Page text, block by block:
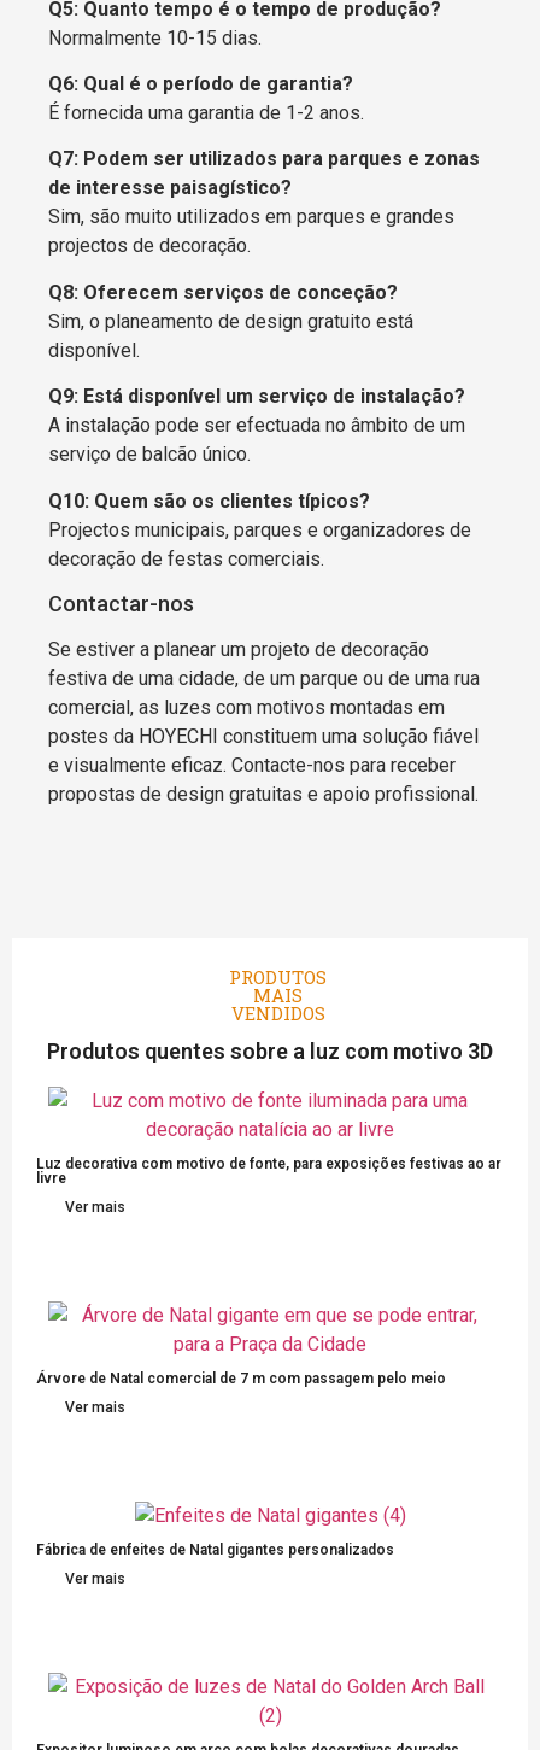
Q5: Quanto tempo é o tempo de produção?
Normalmente 10-15 dias.
Q6: Qual é o período de garantia?
É fornecida uma garantia de 1-2 anos.
Q7: Podem ser utilizados para parques e zonas
de interesse paisagístico?
Sim, são muito utilizados em parques e grandes
projectos de decoração.
Q8: Oferecem serviços de conceção?
Sim, o planeamento de design gratuito está
disponível.
Q9: Está disponível um serviço de instalação?
A instalação pode ser efectuada no âmbito de um
serviço de balcão único.
Q10: Quem são os clientes típicos?
Projectos municipais, parques e organizadores de
decoração de festas comerciais.
Contactar-nos
Se estiver a planear um projeto de decoração
festiva de uma cidade, de um parque ou de uma rua
comercial, as luzes com motivos montadas em
postes da HOYECHI constituem uma solução fiável
e visualmente eficaz. Contacte-nos para receber
propostas de design gratuitas e apoio profissional.
PRODUTOS
MAIS
VENDIDOS
Produtos quentes sobre a luz com motivo 3D
Luz decorativa com motivo de fonte, para exposições festivas ao ar
livre
Ver mais
Árvore de Natal comercial de 7 m com passagem pelo meio
Ver mais
Fábrica de enfeites de Natal gigantes personalizados
Ver mais